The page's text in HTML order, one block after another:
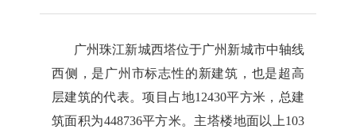
广州珠江新城西塔位于广州新城市中轴线
西侧，是广州市标志性的新建筑，也是超高
层建筑的代表。项目占地12430平方米，总建
筑面积为448736平方米。主塔楼地面以上103